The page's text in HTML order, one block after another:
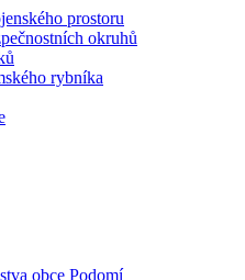
prostoru
okruhů
rybníka
obce Podomí